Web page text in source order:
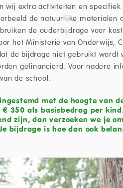
wij extra activiteiten en
de natuurlijke materialen
de ouderbijdrage voor
het Ministerie van Onderwijs,
de bijdrage niet gebruikt wordt
gefinancierd. Voor nadere
de school.
met de hoogte van
€ 350 als basisbedrag per
zijn, dan verzoeken we je
bijdrage is hoe dan ook